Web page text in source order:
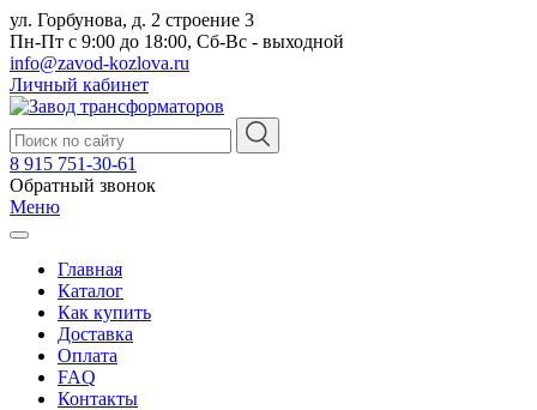
ул. Горбунова, д. 2 строение 3
Пн-Пт с 9:00 до 18:00, Сб-Вс - выходной
info@zavod-kozlova.ru
Личный кабинет
8 915 751-30-61
Обратный звонок
Меню
Главная
Каталог
Как купить
Доставка
Оплата
FAQ
Контакты